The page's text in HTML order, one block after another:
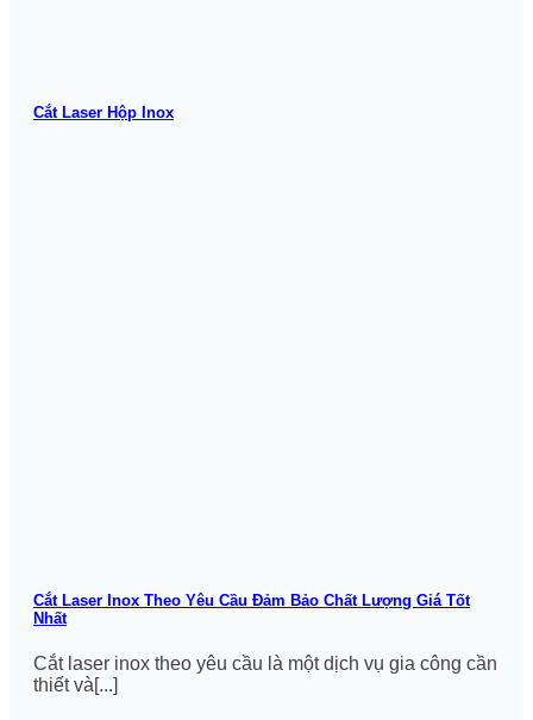
Cắt Laser Hộp Inox
Cắt Laser Inox Theo Yêu Cầu Đảm Bảo Chất Lượng Giá Tốt
Nhất
Cắt laser inox theo yêu cầu là một dịch vụ gia công cần
thiết và[...]